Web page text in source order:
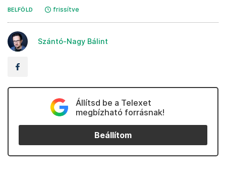
BELFÖLD frissítve
Szántó-Nagy Bálint
Állítsd be a Telexet
megbízható forrásnak!
Beállítom